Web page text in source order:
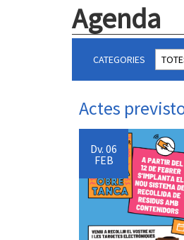
Agenda
CATEGORIES
Actes
Dv. 06
FEB